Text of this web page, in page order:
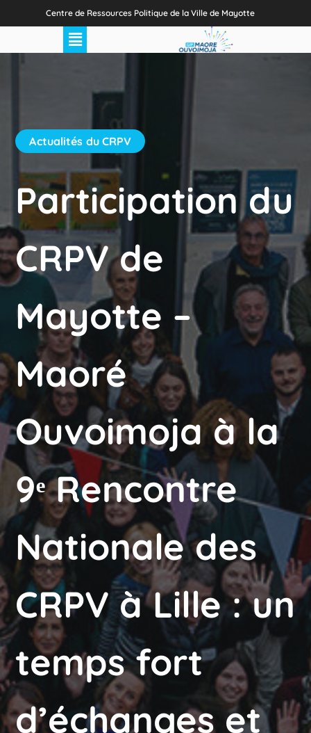
Centre de Ressources Politique de la Ville de Mayotte
Actualités du CRPV
Participation du
CRPV de
Mayotte –
Maoré
Ouvoimoja à la
9ᵉ Rencontre
Nationale des
CRPV à Lille : un
temps fort
d’échanges et